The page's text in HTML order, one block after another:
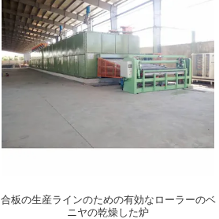
合板の生産ラインのための有効なローラーのベ
ニヤの乾燥した炉